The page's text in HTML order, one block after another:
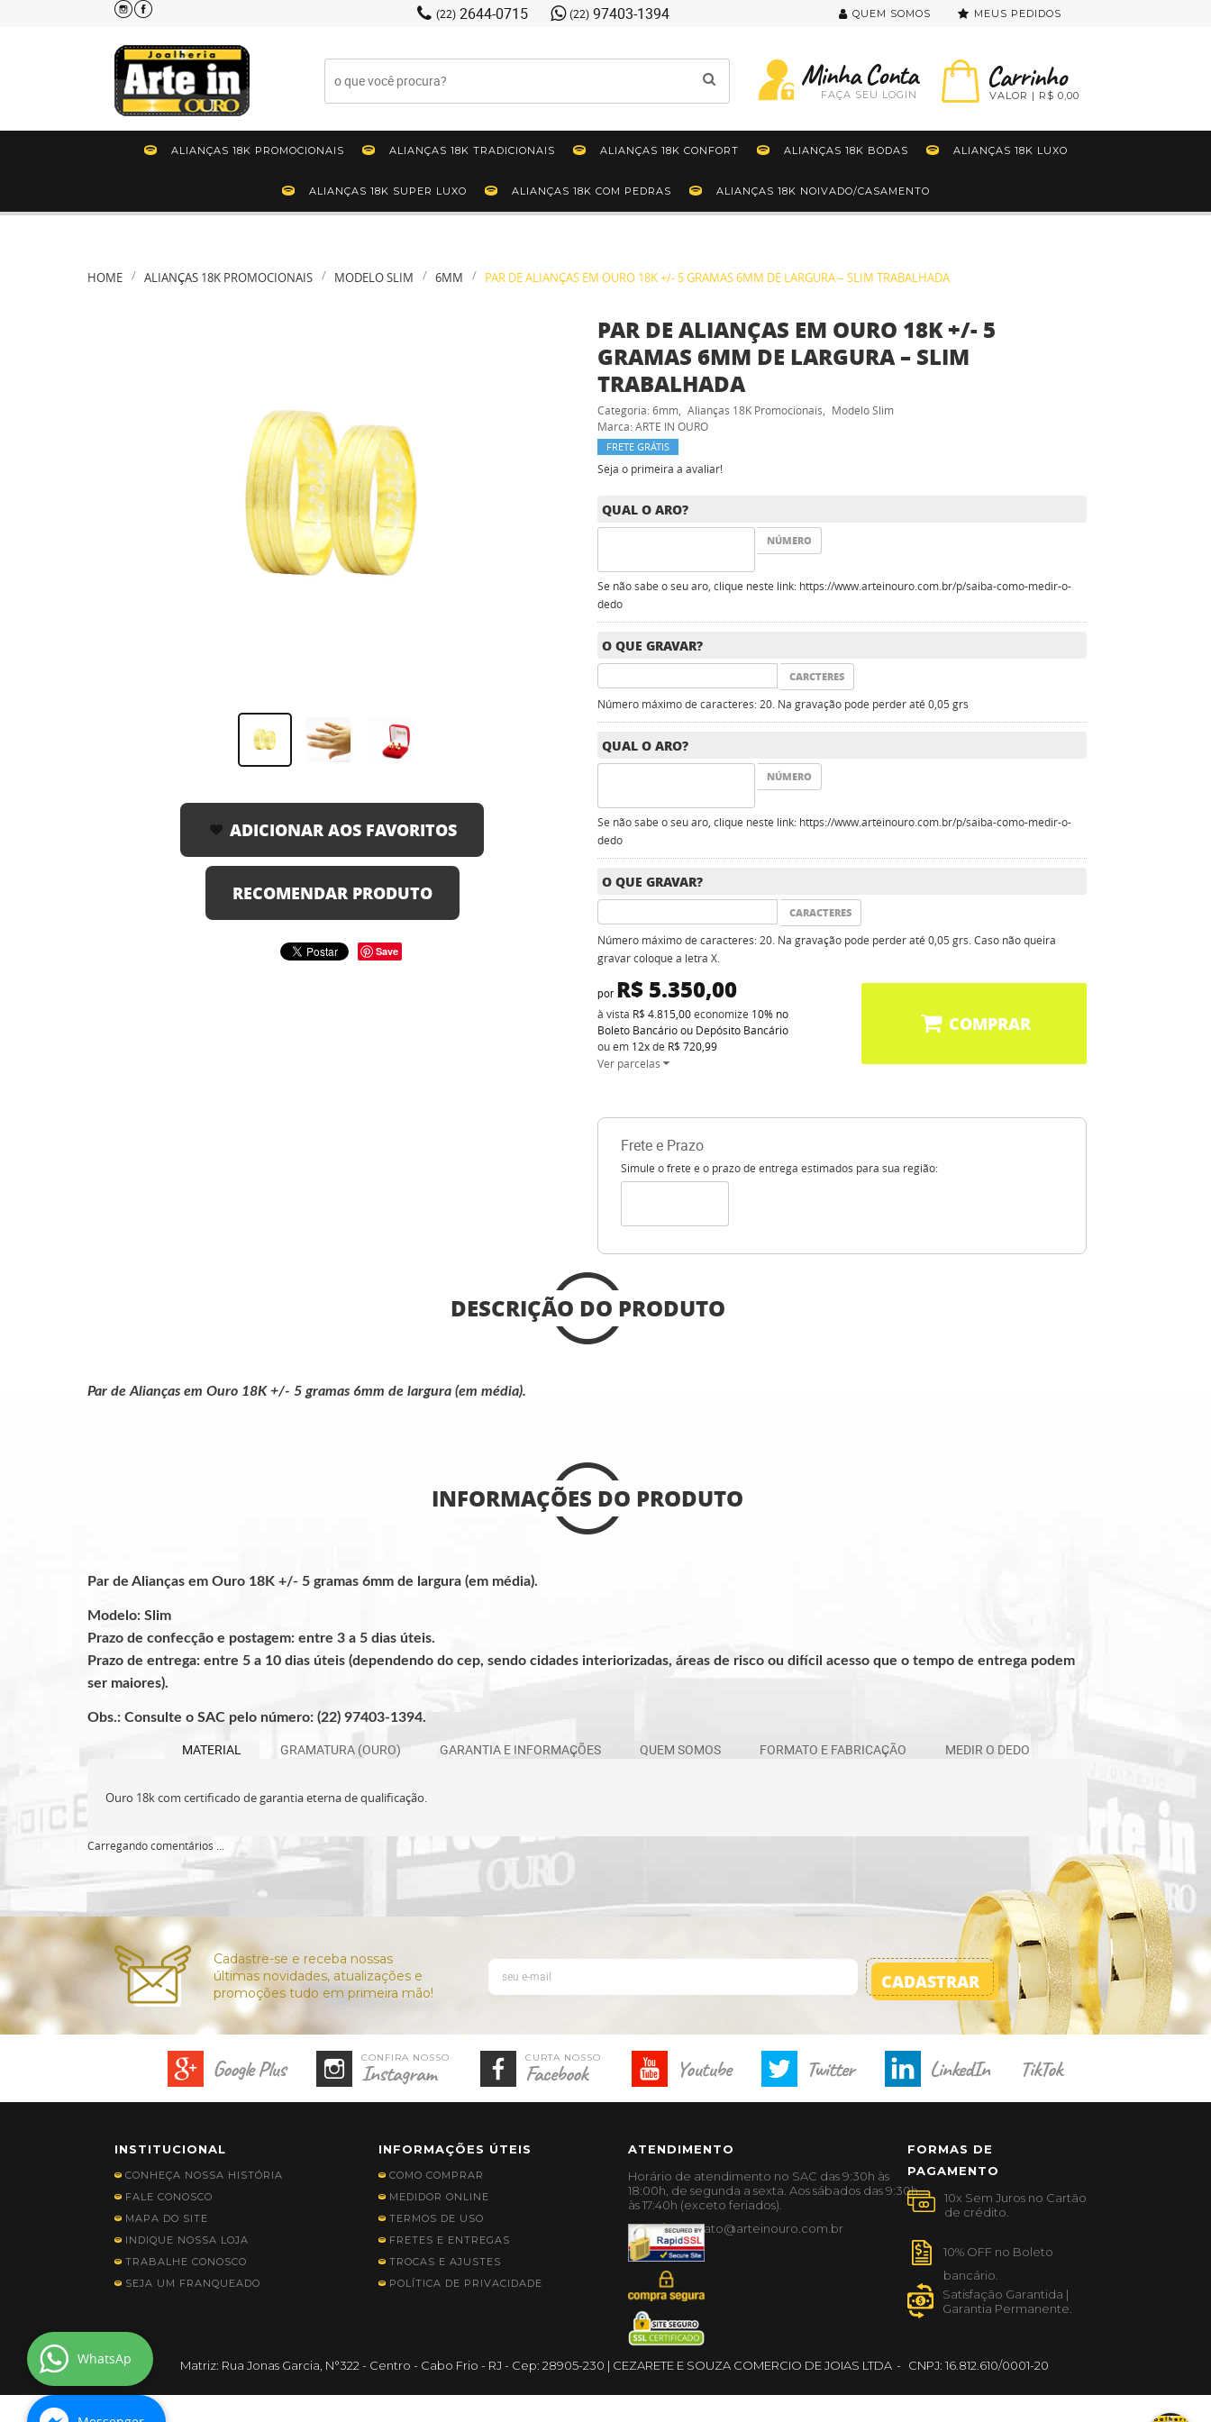
(22) 2644-0715 (22) 97403-1394 QUEM SOMOS MEUS PEDIDOS
FAÇA SEU LOGIN R$ 0,00
ALIANÇAS 18K PROMOCIONAIS ALIANÇAS 18K TRADICIONAIS ALIANÇAS 18K CONFORT ALIANÇAS 18K BODAS ALIANÇAS 18K LUXO
ALIANÇAS 18K SUPER LUXO ALIANÇAS 18K COM PEDRAS ALIANÇAS 18K NOIVADO/CASAMENTO
HOME ALIANÇAS 18K PROMOCIONAIS MODELO SLIM 6MM PAR DE ALIANÇAS EM OURO 18K +/- 5 GRAMAS 6MM DE LARGURA – SLIM TRABALHADA
ADICIONAR AOS FAVORITOS
RECOMENDAR PRODUTO
Save
PAR DE ALIANÇAS EM OURO 18K +/- 5
GRAMAS 6MM DE LARGURA – SLIM
TRABALHADA
Categoria:6mm Alianças 18K Promocionais
Modelo Slim
Marca:ARTE IN OURO
FRETE GRÁTIS
Seja o primeira a avaliar!
QUAL O ARO?
NÚMERO
Se não sabe o seu aro, clique neste link: https://www.arteinouro.com.br/p/saiba-como-medir-o-
dedo
O QUE GRAVAR?
CARCTERES
Número máximo de caracteres: 20. Na gravação pode perder até 0,05 grs
QUAL O ARO?
NÚMERO
Se não sabe o seu aro, clique neste link: https://www.arteinouro.com.br/p/saiba-como-medir-o-
dedo
O QUE GRAVAR?
CARACTERES
Número máximo de caracteres: 20. Na gravação pode perder até 0,05 grs. Caso não queira
gravar coloque a letra X.
por R$ 5.350,00
à vista R$ 4.815,00economize 10% no
Boleto Bancário ou Depósito Bancário
ou em 12xde R$ 720,99
Ver parcelas
COMPRAR
Frete e Prazo
Simule o frete e o prazo de entrega estimados para sua região:
DESCRIÇÃO DO PRODUTO
Par de Alianças em Ouro 18K +/- 5 gramas 6mm de largura (em média).
INFORMAÇÕES DO PRODUTO
Par de Alianças em Ouro 18K +/- 5 gramas 6mm de largura (em média).
Modelo: Slim
Prazo de confecção e postagem: entre 3 a 5 dias úteis.
Prazo de entrega: entre 5 a 10 dias úteis (dependendo do cep, sendo cidades interiorizadas, áreas de risco ou difícil acesso que o tempo de entrega podem
ser maiores).
Obs.: Consulte o SAC pelo número: (22) 97403-1394.
MATERIAL GRAMATURA (OURO) GARANTIA E INFORMAÇÕES QUEM SOMOS FORMATO E FABRICAÇÃO MEDIR O DEDO
Ouro 18k com certificado de garantia eterna de qualificação.
Carregando comentários ...
INSTITUCIONAL
CONHEÇA NOSSA HISTÓRIA
FALE CONOSCO
MAPA DO SITE
INDIQUE NOSSA LOJA
TRABALHE CONOSCO
SEJA UM FRANQUEADO
INFORMAÇÕES ÚTEIS
COMO COMPRAR
MEDIDOR ONLINE
TERMOS DE USO
FRETES E ENTREGAS
TROCAS E AJUSTES
POLÍTICA DE PRIVACIDADE
ATENDIMENTO
Horário de atendimento no SAC das 9:30h às
18:00h, de segunda a sexta. Aos sábados das 9:30h
às 17:40h (exceto feriados).
contato@arteinouro.com.br
Google Plus Instagram Facebook Youtube Twitter LinkedIn TikTok
FORMAS DE
PAGAMENTO
CADASTRAR
CEZARETE E SOUZA COMERCIO DE JOIAS LTDA CNPJ: 16.812.610/0001-20
WhatsAp